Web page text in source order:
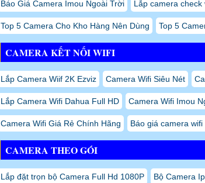
Báo Giá Camera Imou Ngoài Trời Lắp camera check
Top 5 Camera Cho Kho Hàng Nên Dùng Top 5
CAMERA KẾT NỐI WIFI
Lắp Camera Wiif 2K Ezviz Camera Wifi Siêu Nét
Lắp Camera Wifi Dahua Full HD Camera Wifi Imou
Camera Wifi Giá Rẻ Chính Hãng Báo giá camera wifi
CAMERA THEO GÓI
Lắp đặt trọn bộ Camera Full Hd 1080P Bộ Camera